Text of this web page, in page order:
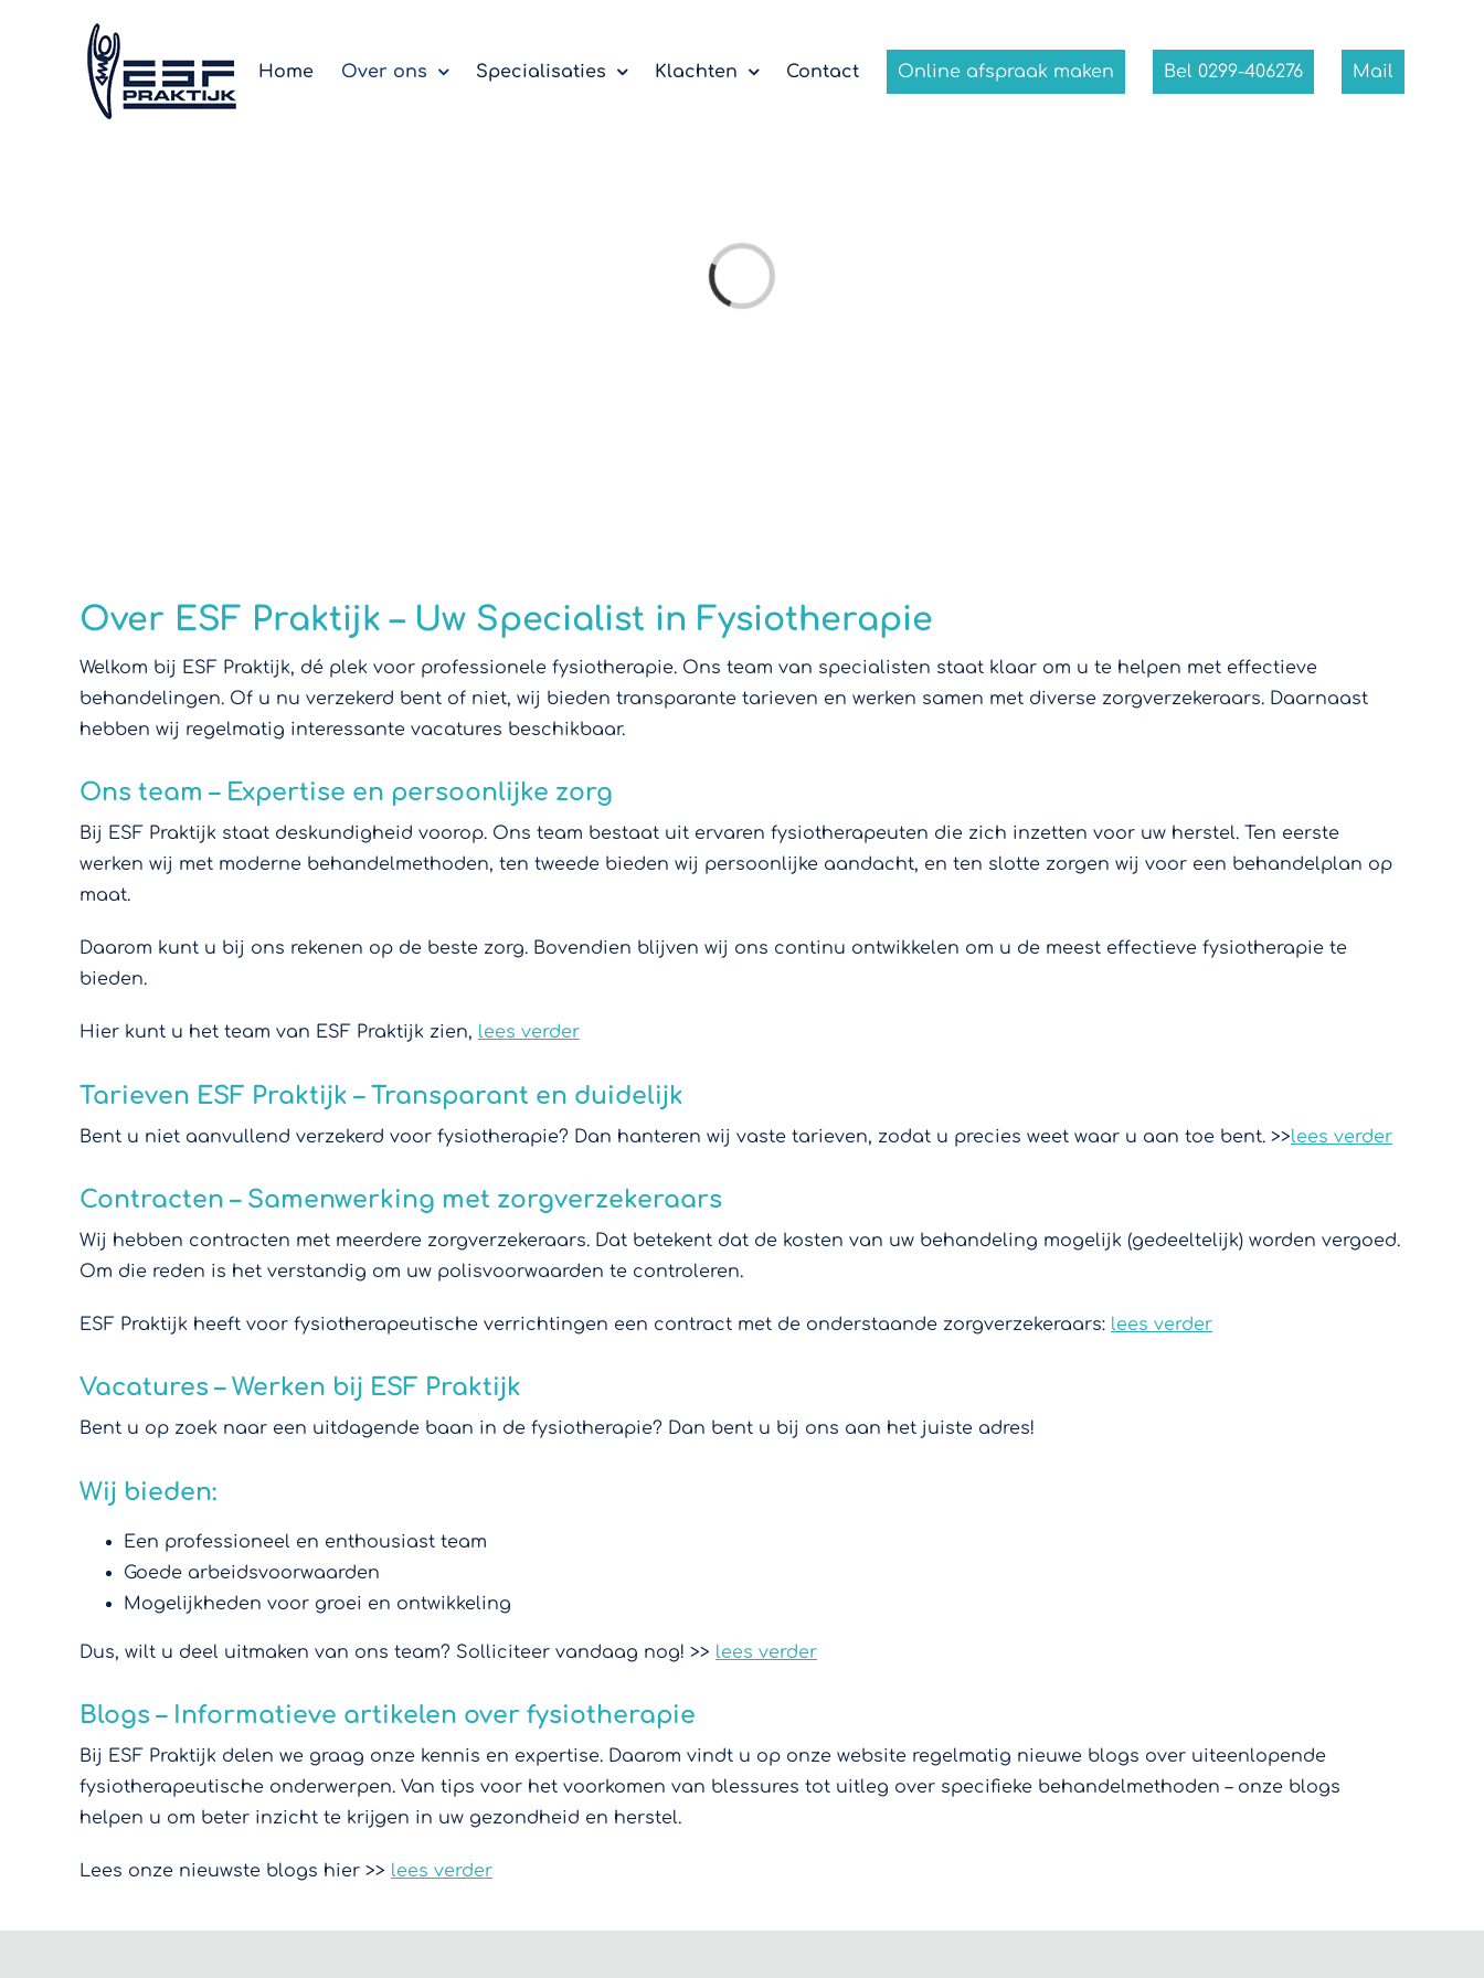
Home Over ons Specialisaties Klachten Contact Online afspraak maken Bel 0299-406276 Mail
Loading...
Over ESF Praktijk – Uw Specialist in Fysiotherapie
Welkom bij ESF Praktijk, dé plek voor professionele fysiotherapie. Ons team van specialisten staat klaar om u te helpen met effectieve
behandelingen. Of u nu verzekerd bent of niet, wij bieden transparante tarieven en werken samen met diverse zorgverzekeraars. Daarnaast
hebben wij regelmatig interessante vacatures beschikbaar.
Ons team – Expertise en persoonlijke zorg
Bij ESF Praktijk staat deskundigheid voorop. Ons team bestaat uit ervaren fysiotherapeuten die zich inzetten voor uw herstel. Ten eerste
werken wij met moderne behandelmethoden, ten tweede bieden wij persoonlijke aandacht, en ten slotte zorgen wij voor een behandelplan op
maat.
Daarom kunt u bij ons rekenen op de beste zorg. Bovendien blijven wij ons continu ontwikkelen om u de meest effectieve fysiotherapie te
bieden.
Hier kunt u het team van ESF Praktijk zien, lees verder
Tarieven ESF Praktijk – Transparant en duidelijk
Bent u niet aanvullend verzekerd voor fysiotherapie? Dan hanteren wij vaste tarieven, zodat u precies weet waar u aan toe bent. >>lees verder
Contracten – Samenwerking met zorgverzekeraars
Wij hebben contracten met meerdere zorgverzekeraars. Dat betekent dat de kosten van uw behandeling mogelijk (gedeeltelijk) worden vergoed.
Om die reden is het verstandig om uw polisvoorwaarden te controleren.
ESF Praktijk heeft voor fysiotherapeutische verrichtingen een contract met de onderstaande zorgverzekeraars: lees verder
Vacatures – Werken bij ESF Praktijk
Bent u op zoek naar een uitdagende baan in de fysiotherapie? Dan bent u bij ons aan het juiste adres!
Wij bieden:
Een professioneel en enthousiast team
Goede arbeidsvoorwaarden
Mogelijkheden voor groei en ontwikkeling
Dus, wilt u deel uitmaken van ons team? Solliciteer vandaag nog! >> lees verder
Blogs – Informatieve artikelen over fysiotherapie
Bij ESF Praktijk delen we graag onze kennis en expertise. Daarom vindt u op onze website regelmatig nieuwe blogs over uiteenlopende
fysiotherapeutische onderwerpen. Van tips voor het voorkomen van blessures tot uitleg over specifieke behandelmethoden – onze blogs
helpen u om beter inzicht te krijgen in uw gezondheid en herstel.
Lees onze nieuwste blogs hier >> lees verder